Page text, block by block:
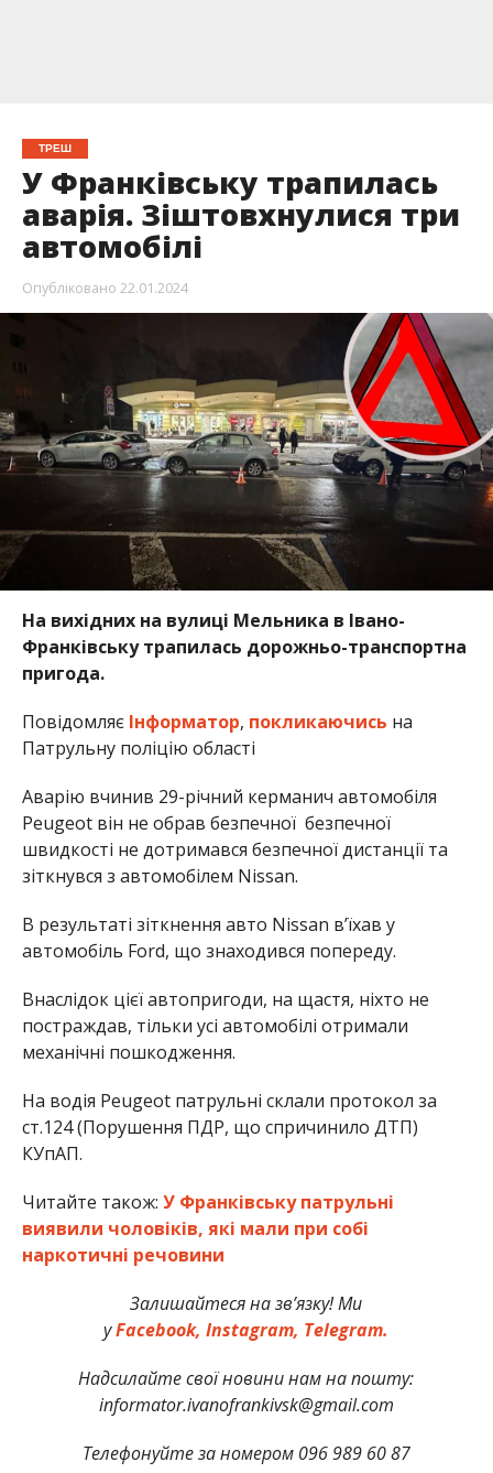
ТРЕШ
У Франківську трапилась
аварія. Зіштовхнулися три
автомобілі
Опубліковано 22.01.2024
На вихідних на вулиці Мельника в Івано-
Франківську трапилась дорожньо-транспортна
пригода.
Повідомляє Інформатор, покликаючись на
Патрульну поліцію області
Аварію вчинив 29-річний керманич автомобіля
Peugeot він не обрав безпечної безпечної
швидкості не дотримався безпечної дистанції та
зіткнувся з автомобілем Nissan.
В результаті зіткнення авто Nissan в’їхав у
автомобіль Ford, що знаходився попереду.
Внаслідок цієї автопригоди, на щастя, ніхто не
постраждав, тільки усі автомобілі отримали
механічні пошкодження.
На водія Peugeot патрульні склали протокол за
ст.124 (Порушення ПДР, що спричинило ДТП)
КУпАП.
Читайте також: У Франківську патрульні
виявили чоловіків, які мали при собі
наркотичні речовини
Залишайтеся на зв’язку! Ми
уFacebook, Instagram, Telegram.
Надсилайте свої новини нам на пошту:
informator.ivanofrankivsk@gmail.com
Телефонуйте за номером 096 989 60 87